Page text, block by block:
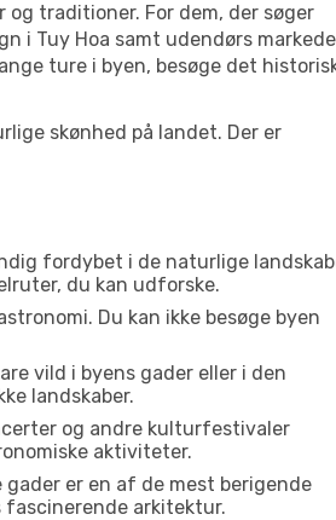
traditioner. For dem, der søger
i Tuy Hoa samt udendørs
ture i byen, besøge det
skønhed på landet. Der er
fordybet i de naturlige
du kan udforske.
Du kan ikke besøge byen
vild i byens gader eller i den
landskaber.
og andre kulturfestivaler
aktiviteter.
er en af de mest berigende
fascinerende arkitektur.